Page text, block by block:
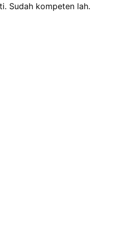
Sudah kompeten lah.